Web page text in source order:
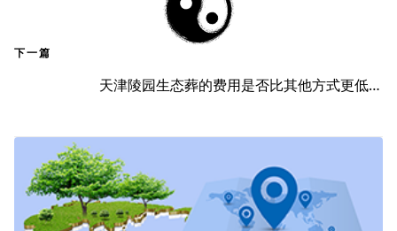
下一篇
天津陵园生态葬的费用是否比其他方式更低？是否包含植树成本？